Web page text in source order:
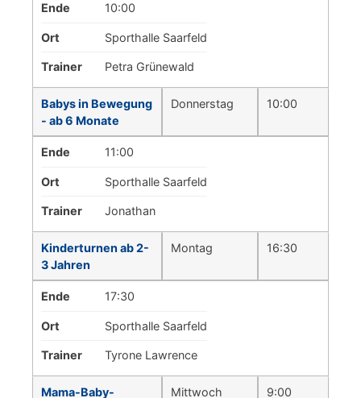
Ende 10:00
Ort Sporthalle Saarfeld
Trainer Petra Grünewald
Babys in Bewegung
- ab 6 Monate
Donnerstag 10:00
Ende 11:00
Ort Sporthalle Saarfeld
Trainer Jonathan
Kinderturnen ab 2-
3 Jahren
Montag 16:30
Ende 17:30
Ort Sporthalle Saarfeld
Trainer Tyrone Lawrence
Mama-Baby- Mittwoch 9:00